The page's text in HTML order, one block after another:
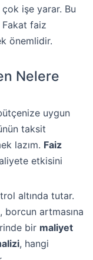
işe yarar. Bu
faiz
önemlidir.
Nelere
uygun
taksit
lazım. Faiz
etkisini
altında tutar.
borcun artmasına
bir maliyet
, hangi